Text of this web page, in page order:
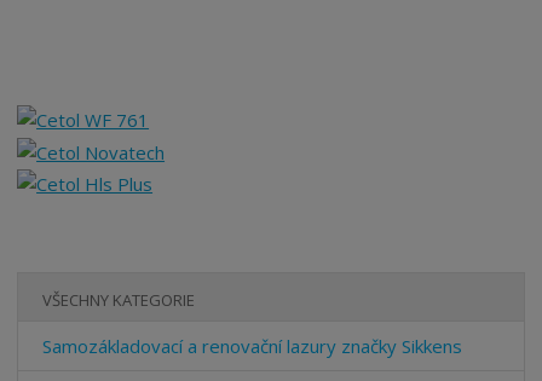
VŠECHNY KATEGORIE
Samozákladovací a renovační lazury značky Sikkens